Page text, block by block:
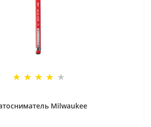
Milwaukee